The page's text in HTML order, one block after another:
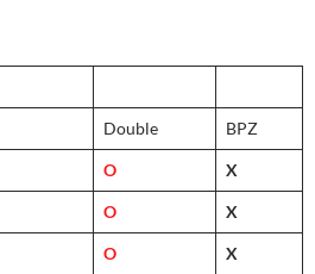
Double BPZ
O X
O X
O X